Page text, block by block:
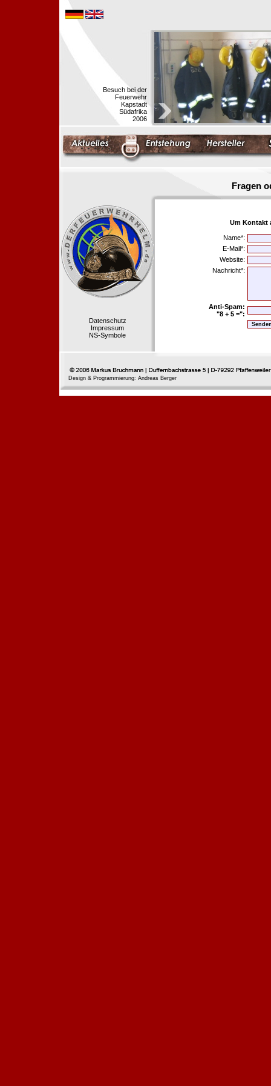
Besuch bei der
Feuerwehr
Kapstadt
Südafrika
2006
Fragen
Datenschutz
Impressum
NS-Symbole
Um Kontakt
Name*:
E-Mail*:
Website:
Nachricht*:
Anti-Spam:
"8 + 5 =":
Design & Programmierung: Andreas Berger